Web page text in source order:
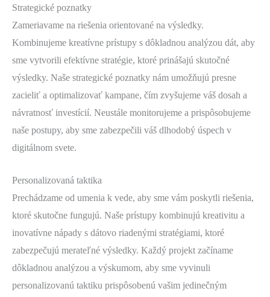
Strategické poznatky
Zameriavame na riešenia orientované na výsledky.
Kombinujeme kreatívne prístupy s dôkladnou analýzou dát, aby
sme vytvorili efektívne stratégie, ktoré prinášajú skutočné
výsledky. Naše strategické poznatky nám umožňujú presne
zacieliť a optimalizovať kampane, čím zvyšujeme váš dosah a
návratnosť investícií. Neustále monitorujeme a prispôsobujeme
naše postupy, aby sme zabezpečili váš dlhodobý úspech v
digitálnom svete.
Personalizovaná taktika
Prechádzame od umenia k vede, aby sme vám poskytli riešenia,
ktoré skutočne fungujú. Naše prístupy kombinujú kreativitu a
inovatívne nápady s dátovo riadenými stratégiami, ktoré
zabezpečujú merateľné výsledky. Každý projekt začíname
dôkladnou analýzou a výskumom, aby sme vyvinuli
personalizovanú taktiku prispôsobenú vašim jedinečným